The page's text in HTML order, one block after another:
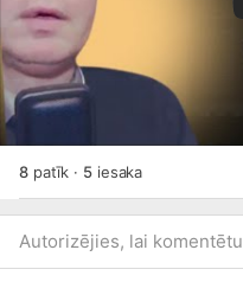
8patīk · 5iesaka
Autorizējies, lai komentētu